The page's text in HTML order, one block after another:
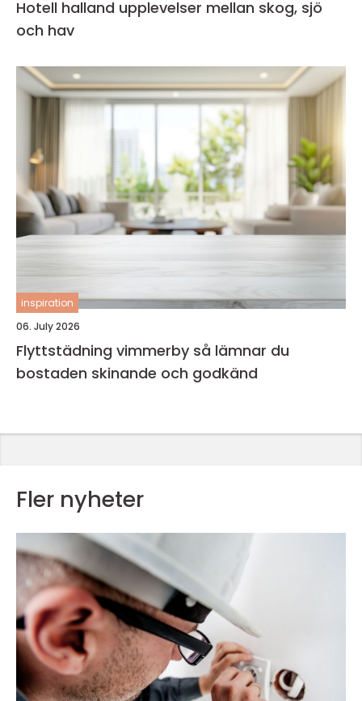
Hotell halland upplevelser mellan skog, sjö
och hav
inspiration
06. July 2026
Flyttstädning vimmerby så lämnar du
bostaden skinande och godkänd
Fler nyheter